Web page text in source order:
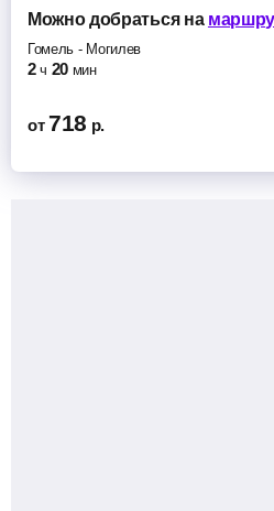
Можно добратьсяна
Гомель - Могилев
2 ч 20 мин
от 718 р.